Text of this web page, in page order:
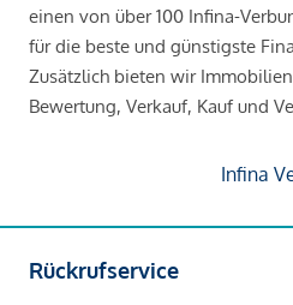
einen von über 100 Infina-
für die beste und günstigste
Zusätzlich bieten wir
Bewertung, Verkauf, Kauf und
Infina
Rückrufservice